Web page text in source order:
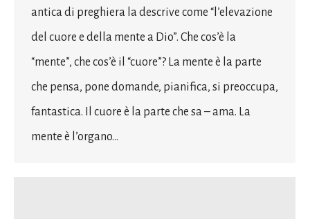
antica di preghiera la descrive come “l’elevazione
del cuore e della mente a Dio”. Che cos’è la
“mente”, che cos’è il “cuore”? La mente è la parte
che pensa, pone domande, pianifica, si preoccupa,
fantastica. Il cuore è la parte che sa – ama. La
mente è l’organo…